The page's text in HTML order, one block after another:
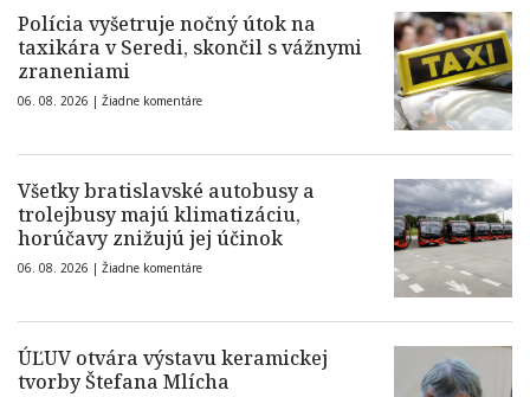
Polícia vyšetruje nočný útok na
taxikára v Seredi, skončil s vážnymi
zraneniami
06. 08. 2026 | Žiadne komentáre
Všetky bratislavské autobusy a
trolejbusy majú klimatizáciu,
horúčavy znižujú jej účinok
06. 08. 2026 | Žiadne komentáre
ÚĽUV otvára výstavu keramickej
tvorby Štefana Mlícha